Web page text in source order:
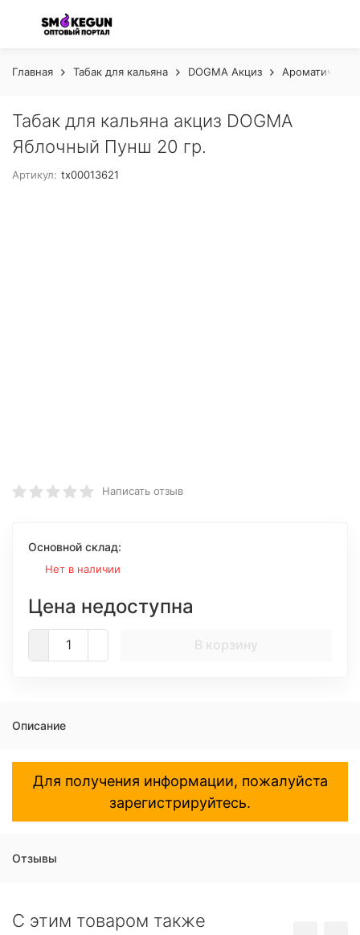
Главная Табак для кальяна DOGMA Акциз
Табак для кальяна акциз DOGMA
Яблочный Пунш 20 гр.
Артикул: tx00013621
Написать отзыв
Основной склад:
Нет в наличии
Цена недоступна
В корзину
Описание
Для получения информации, пожалуйста
зарегистрируйтесь.
Отзывы
C этим товаром также